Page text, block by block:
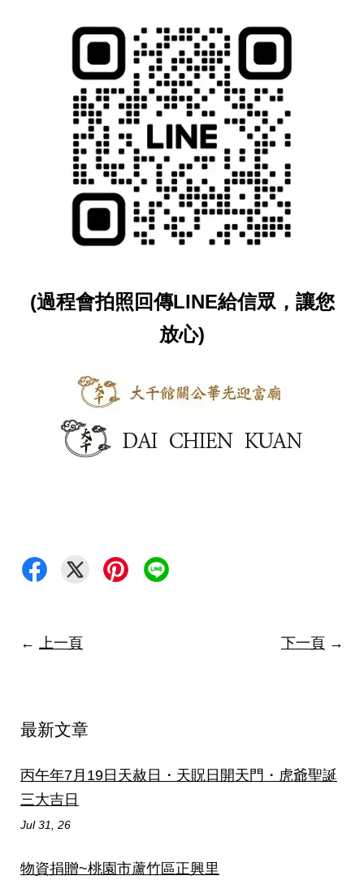
(過程會拍照回傳LINE給信眾，讓您
放心)
← 上一頁 下一頁 →
最新文章
丙午年7月19日天赦日・天貺日開天門・虎爺聖誕
三大吉日
Jul 31, 26
物資捐贈~桃園市蘆竹區正興里